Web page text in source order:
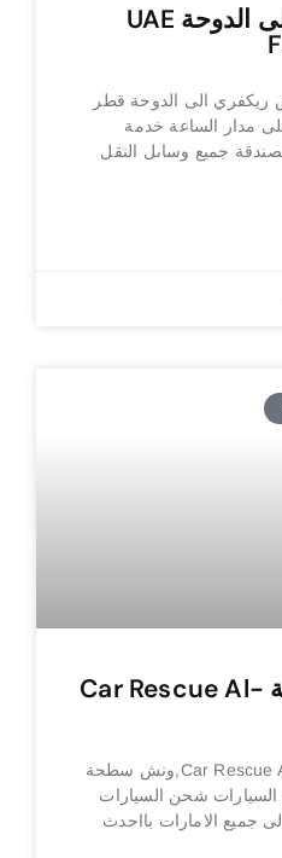
سطحة الامارات الى الدوحة UAE
الى الدوحة قطر
مدار الساعة خدمة
جميع وساىل النقل
انقاذ سيارات الفاية Car Rescue Al-
انقاذ سيارات الفاية Car Rescue Al-Fay,ونش سطحة
شحن السيارات
جميع الامارات بااحدث